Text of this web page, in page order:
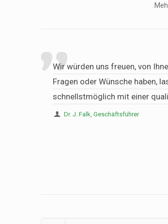
Wir würden uns freuen, von
Fragen oder Wünsche haben,
schnellstmöglich mit einer
Dr. J. Falk, Geschäftsführer